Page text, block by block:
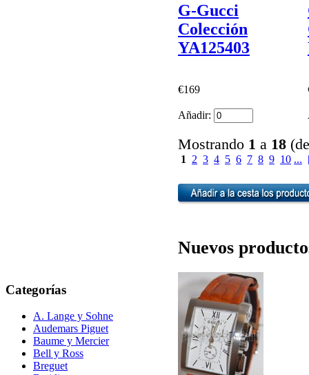
Categorías
A. Lange y Sohne
Audemars Piguet
Baume y Mercier
Bell y Ross
Breguet
G-Gucci
Colección
YA125403
€169
Añadir:
Mostrando 1 a 18
1 2 3 4 5 6 7 8 9 10 ...
Nuevos